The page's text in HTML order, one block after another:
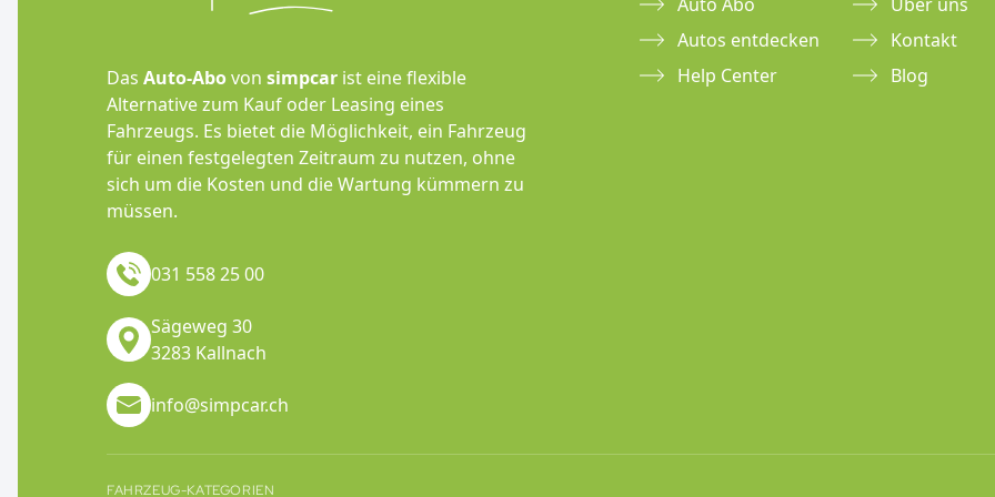
Das Auto-Abovon simpcar ist eine flexible
Alternative zum Kauf oder Leasing eines
Fahrzeugs. Es bietet die Möglichkeit, ein Fahrzeug
für einen festgelegten Zeitraum zu nutzen, ohne
sich um die Kosten und die Wartung kümmern zu
müssen.
031 558 25 00
Sägeweg 30
3283 Kallnach
info@simpcar.ch
Autos entdecken
Help Center
Kontakt
Blog
FAHRZEUG-KATEGORIEN